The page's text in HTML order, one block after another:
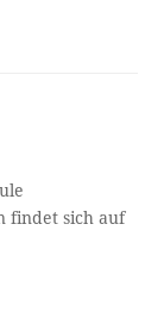
findet sich auf